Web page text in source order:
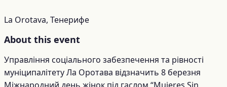
La Orotava, Тенерифе
About this event
Управління соціального забезпечення та рівності
муніципалітету Ла Оротава відзначить 8 березня